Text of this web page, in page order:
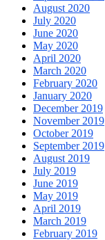
August 2020
July 2020
June 2020
May 2020
April 2020
March 2020
February 2020
January 2020
December 2019
November 2019
October 2019
September 2019
August 2019
July 2019
June 2019
May 2019
April 2019
March 2019
February 2019